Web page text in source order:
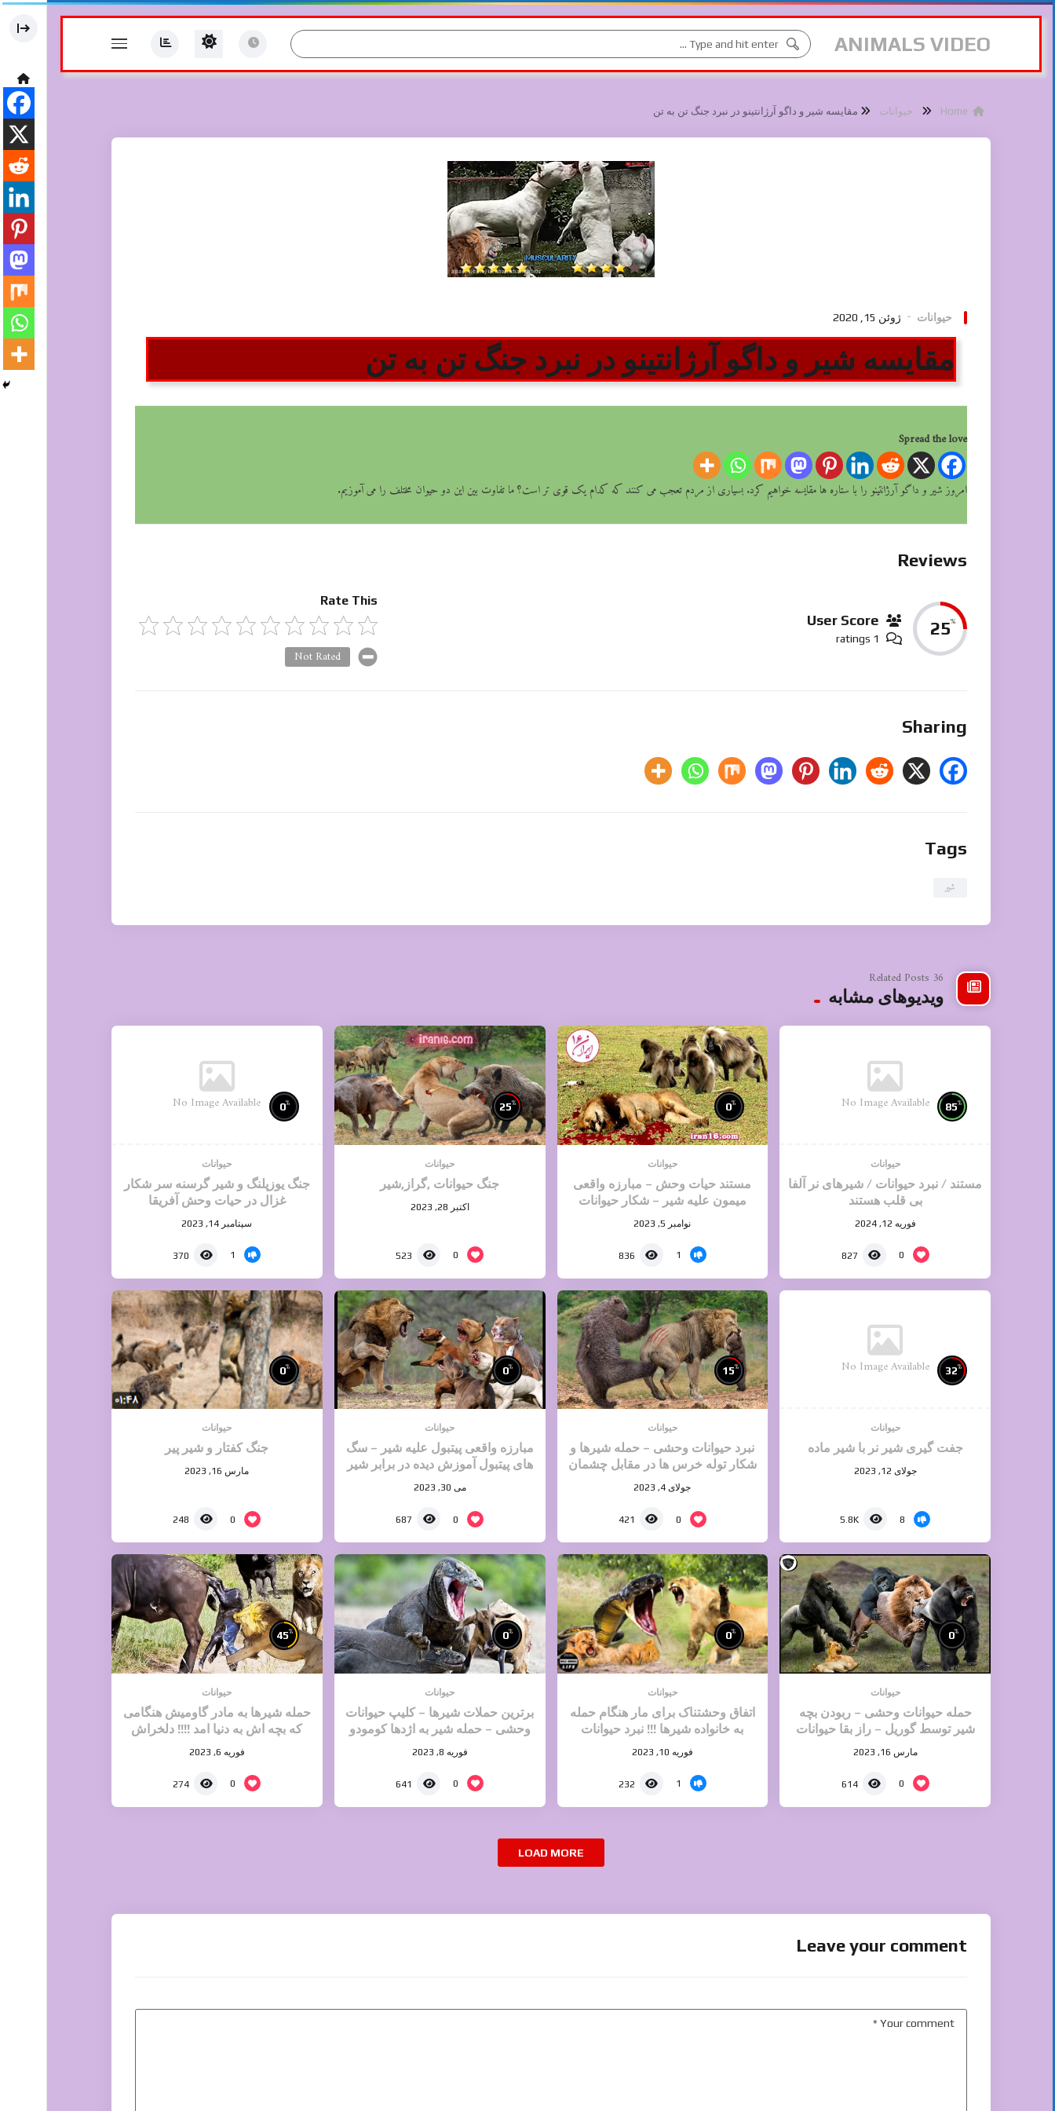
ANIMALS VIDEO
حیوانات مقایسه شیر و داگو آرژانتینو در نبرد جنگ تن به تن
حیوانات ژوئن 15, 2020
مقایسه شیر و داگو آرژانتینو در نبرد جنگ تن به تن
Spread the love
امروز شیر و داگو آرژانتینو را با ستاره ها مقایسه خواهیم کرد. بسیاری از مردم تعجب می کنند که کدام یک قوی تر است؟ ما تفاوت بین این دو حیوان مختلف را می آموزیم.
Reviews
25%
User Score
1 ratings
Rate This
Not Rated
Sharing
Tags
شیر
36 Related Posts
ویدیوهای مشابه
No Image Available 85%
حیوانات
مستند / نبرد حیوانات / شیرهای نر آلفا
بی قلب هستند
فوریه 12, 2024
0
827
0%
حیوانات
مستند حیات وحش – مبارزه واقعی
میمون علیه شیر – شکار حیوانات
نوامبر 5, 2023
1
836
25%
حیوانات
جنگ حیوانات ,گراز,شیر
اکتبر 28, 2023
0
523
No Image Available 0%
حیوانات
جنگ یوزپلنگ و شیر گرسنه سر شکار
غزال در حیات وحش آفریقا
سپتامبر 14, 2023
1
370
No Image Available 32%
حیوانات
جفت گیری شیر نر با شیر ماده
جولای 12, 2023
8
5.8K
15%
حیوانات
نبرد حیوانات وحشی – حمله شیرها و
شکار توله خرس ها در مقابل چشمان
مادرانشان
جولای 4, 2023
0
421
0%
حیوانات
مبارزه واقعی پیتبول علیه شیر – سگ
های پیتبول آموزش دیده در برابر شیر
می 30, 2023
0
687
0%
حیوانات
جنگ کفتار و شیر پیر
مارس 16, 2023
0
248
0%
حیوانات
حمله حیوانات وحشی – ربودن بچه
شیر توسط گوریل – راز بقا حیوانات
مارس 16, 2023
0
614
0%
حیوانات
اتفاق وحشتناک برای مار هنگام حمله
به خانواده شیرها !!! نبرد حیوانات
فوریه 10, 2023
1
232
0%
حیوانات
برترین حملات شیرها – کلیپ حیوانات
وحشی – حمله شیر به اژدها کومودو
فوریه 8, 2023
0
641
45%
حیوانات
حمله شیرها به مادر گاومیش هنگامی
که بچه اش به دنیا امد !!!! دلخراش
فوریه 6, 2023
0
274
LOAD MORE
Leave your comment